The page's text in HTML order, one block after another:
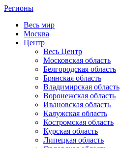
Регионы
Весь мир
Москва
Центр
Весь Центр
Московская область
Белгородская область
Брянская область
Владимирская область
Воронежская область
Ивановская область
Калужская область
Костромская область
Курская область
Липецкая область